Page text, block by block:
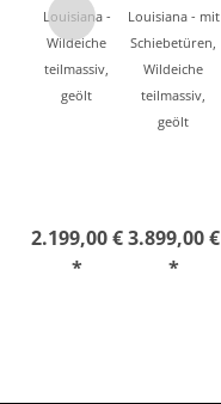
Louisiana -
Wildeiche
teilmassiv,
geölt
2.199,00 €
*
Louisiana - mit
Schiebetüren,
Wildeiche
teilmassiv,
geölt
3.899,00 €
*